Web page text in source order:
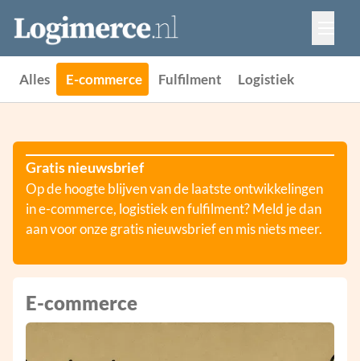
Vacatures
Events
Adverteren
Partners
Alles E-commerce Fulfilment Logistiek
Gratis nieuwsbrief
Op de hoogte blijven van de laatste ontwikkelingen
in e-commerce, logistiek en fulfilment? Meld je dan
aan voor onze gratis nieuwsbrief en mis niets meer.
E-commerce